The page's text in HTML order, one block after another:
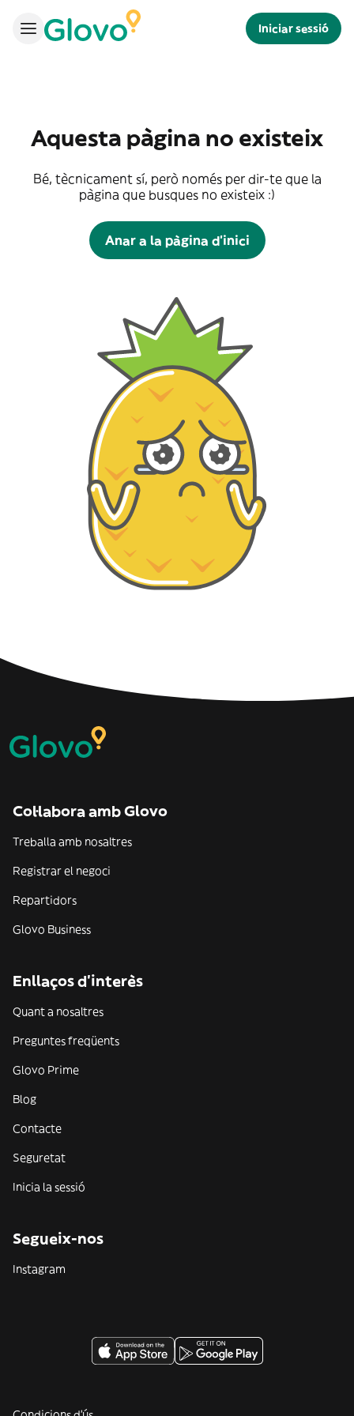
Iniciar sessió
Aquesta pàgina no existeix
Bé, tècnicament sí, però només per dir-te que la
pàgina que busques no existeix :)
Anar a la pàgina d'inici
Col·labora amb Glovo
Treballa amb nosaltres
Registrar el negoci
Repartidors
Glovo Business
Enllaços d'interès
Quant a nosaltres
Preguntes freqüents
Glovo Prime
Blog
Contacte
Seguretat
Inicia la sessió
Segueix-nos
Instagram